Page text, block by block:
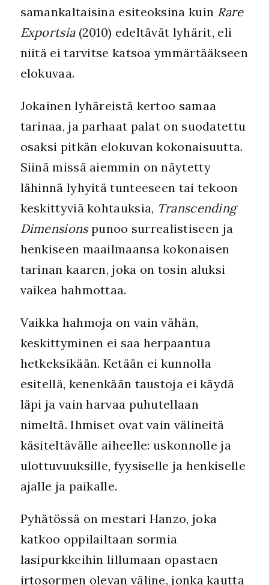
samankaltaisina esiteoksina kuin Rare
Exportsia(2010) edeltävät lyhärit, eli
niitä ei tarvitse katsoa ymmärtääkseen
elokuvaa.
Jokainen lyhäreistä kertoo samaa
tarinaa, ja parhaat palat on suodatettu
osaksi pitkän elokuvan kokonaisuutta.
Siinä missä aiemmin on näytetty
lähinnä lyhyitä tunteeseen tai tekoon
keskittyviä kohtauksia, Transcending
Dimensionspunoo surrealistiseen ja
henkiseen maailmaansa kokonaisen
tarinan kaaren, joka on tosin aluksi
vaikea hahmottaa.
Vaikka hahmoja on vain vähän,
keskittyminen ei saa herpaantua
hetkeksikään. Ketään ei kunnolla
esitellä, kenenkään taustoja ei käydä
läpi ja vain harvaa puhutellaan
nimeltä. Ihmiset ovat vain välineitä
käsiteltävälle aiheelle: uskonnolle ja
ulottuvuuksille, fyysiselle ja henkiselle
ajalle ja paikalle.
Pyhätössä on mestari Hanzo, joka
katkoo oppilailtaan sormia
lasipurkkeihin lillumaan opastaen
irtosormen olevan väline, jonka kautta